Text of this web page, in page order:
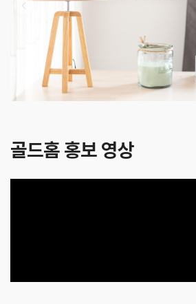
골드홈 홍보 영상